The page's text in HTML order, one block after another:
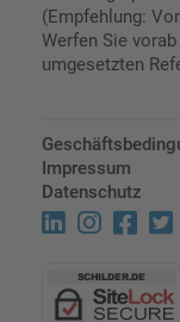
(Empfehlung:
Werfen Sie
umgesetzten
Impressum
Datenschutz